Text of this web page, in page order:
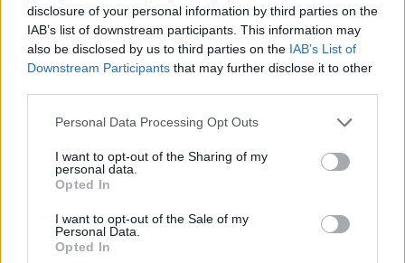
disclosure of your personal information by third parties on the
IAB’s list of downstream participants. This information may
also be disclosed by us to third parties on the IAB’s List of
Downstream Participants that may further disclose it to other
Please note that this website/app uses one or more Google
not limited to your visit or usage behaviour. You may click to
grant or deny consent to Google and its third-party tags to
use your data for below specified purposes in below Google
consent section.
Personal Data Processing Opt Outs
I want to opt-out of the Sharing of my
personal data.
Opted In
I want to opt-out of the Sale of my
Personal Data.
Opted In
IMPUESTO